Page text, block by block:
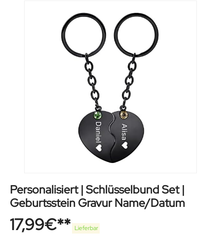
Personalisiert | Schlüsselbund Set |
Geburtsstein Gravur Name/Datum
17,99€ Lieferbar